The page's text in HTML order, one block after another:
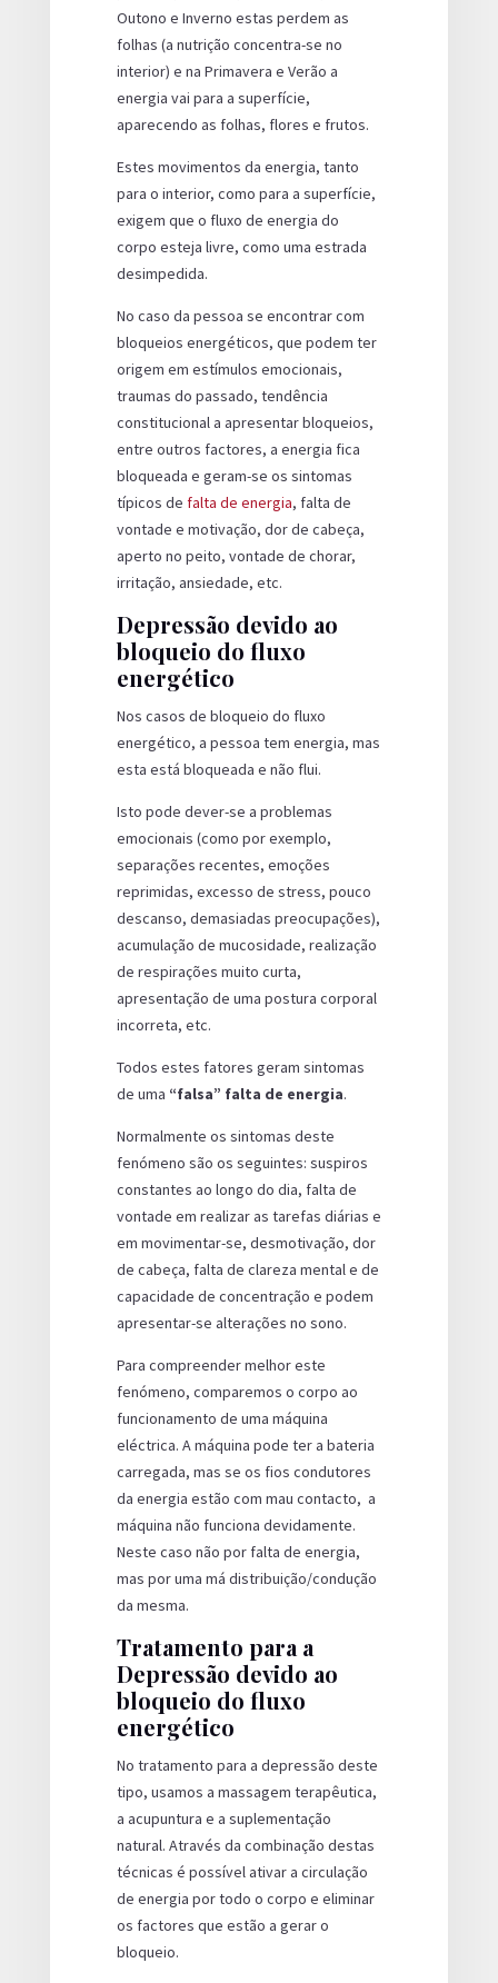
Outono e Inverno estas perdem as
folhas (a nutrição concentra-se no
interior) e na Primavera e Verão a
energia vai para a superfície,
aparecendo as folhas, flores e frutos.
Estes movimentos da energia, tanto
para o interior, como para a superfície,
exigem que o fluxo de energia do
corpo esteja livre, como uma estrada
desimpedida.
No caso da pessoa se encontrar com
bloqueios energéticos, que podem ter
origem em estímulos emocionais,
traumas do passado, tendência
constitucional a apresentar bloqueios,
entre outros factores, a energia fica
bloqueada e geram-se os sintomas
típicos de falta de energia, falta de
vontade e motivação, dor de cabeça,
aperto no peito, vontade de chorar,
irritação, ansiedade, etc.
Depressão devido ao
bloqueio do fluxo
energético
Nos casos de bloqueio do fluxo
energético, a pessoa tem energia, mas
esta está bloqueada e não flui.
Isto pode dever-se a problemas
emocionais (como por exemplo,
separações recentes, emoções
reprimidas, excesso de stress, pouco
descanso, demasiadas preocupações),
acumulação de mucosidade, realização
de respirações muito curta,
apresentação de uma postura corporal
incorreta, etc.
Todos estes fatores geram sintomas
de uma “falsa” falta de energia.
Normalmente os sintomas deste
fenómeno são os seguintes: suspiros
constantes ao longo do dia, falta de
vontade em realizar as tarefas diárias e
em movimentar-se, desmotivação, dor
de cabeça, falta de clareza mental e de
capacidade de concentração e podem
apresentar-se alterações no sono.
Para compreender melhor este
fenómeno, comparemos o corpo ao
funcionamento de uma máquina
eléctrica. A máquina pode ter a bateria
carregada, mas se os fios condutores
da energia estão com mau contacto, a
máquina não funciona devidamente.
Neste caso não por falta de energia,
mas por uma má distribuição/condução
da mesma.
Tratamento para a
Depressão devido ao
bloqueio do fluxo
energético
No tratamento para a depressão deste
tipo, usamos a massagem terapêutica,
a acupuntura e a suplementação
natural. Através da combinação destas
técnicas é possível ativar a circulação
de energia por todo o corpo e eliminar
os factores que estão a gerar o
bloqueio.